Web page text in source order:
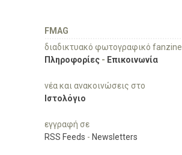
FMAG
διαδικτυακό φωτογραφικό fanzine
Πληροφορίες - Επικοινωνία
νέα και ανακοινώσεις στο
Ιστολόγιο
εγγραφή σε
RSS Feeds - Newsletters